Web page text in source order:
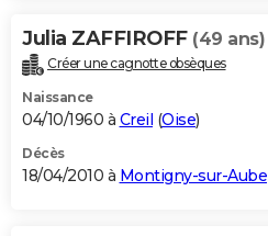
Julia ZAFFIROFF (49 ans)
Créer une cagnotte obsèques
Naissance
04/10/1960 à Creil (Oise)
Décès
18/04/2010 à Montigny-sur-Aube